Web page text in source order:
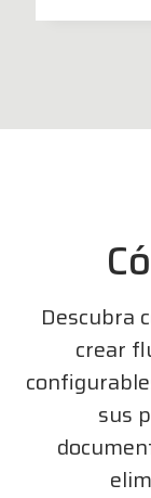
Descubra
crear
sus